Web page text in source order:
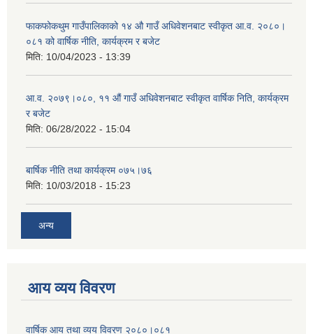
फाकफोकथुम गाउँपालिकाको १४ औ गाउँ अधिवेशनबाट स्वीकृत आ.व. २०८०।
०८१ को वार्षिक नीति, कार्यक्रम र बजेट
मिति: 10/04/2023 - 13:39
आ.व. २०७९।०८०, ११ औं गाउँ अधिवेशनबाट स्वीकृत वार्षिक निति, कार्यक्रम
र बजेट
मिति: 06/28/2022 - 15:04
बार्षिक नीति तथा कार्यक्रम ०७५।७६
मिति: 10/03/2018 - 15:23
अन्य
आय व्यय विवरण
वार्षिक आय तथा व्यय विवरण २०८०।०८१